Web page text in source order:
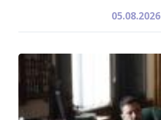
05.08.2026